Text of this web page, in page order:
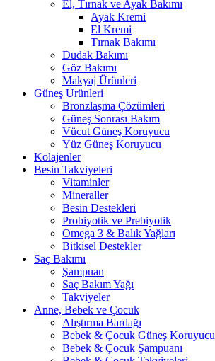
El, Tırnak ve Ayak Bakımı
Ayak Kremi
El Kremi
Tırnak Bakımı
Dudak Bakımı
Göz Bakımı
Makyaj Ürünleri
Güneş Ürünleri
Bronzlaşma Çözümleri
Güneş Sonrası Bakım
Vücut Güneş Koruyucu
Yüz Güneş Koruyucu
Kolajenler
Besin Takviyeleri
Vitaminler
Mineraller
Besin Destekleri
Probiyotik ve Prebiyotik
Omega 3 & Balık Yağları
Bitkisel Destekler
Saç Bakımı
Şampuan
Saç Bakım Yağı
Takviyeler
Anne, Bebek ve Çocuk
Alıştırma Bardağı
Bebek & Çocuk Güneş Koruyucu
Bebek & Çocuk Şampuanı